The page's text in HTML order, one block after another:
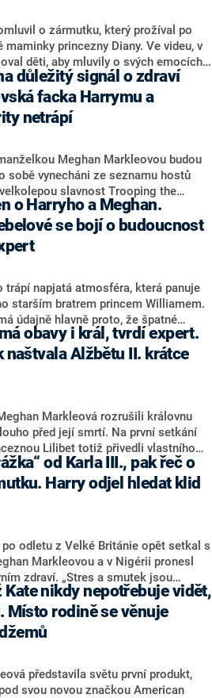
o zármutku, který prožíval po
princezny Diany. Ve videu, v
děti, aby mluvily o svých emocích,
své pocity potlačoval. Napsal o
důležitý signál o zdraví
facka Harrymu a
netrápí
Meghan Markleovou budou
sobě vynecháni ze seznamu hostů
slavnost Trooping the
People. Brity pravděpodobně
a vévodkyně ze Sussexu nijak netrápí,
ale uvítali, kdyby se zúčastnila vážně
Palác dosud nepotvrdil, zda se
narozenin britského monarchy
Případná účast Kate by však
pozitivní vývoj v jejím boji proti
o Harryho a Meghan.
se bojí o budoucnost
trápí napjatá atmosféra, která panuje
starším bratrem princem Williamem.
údajně hlavně proto, že špatné
rodinou mohou ovlivnit i jeho
především nad tím, že jeho děti
nemají žádný vztah se svými bratranci
královský expert Tom Quinn pro
obavy i král, tvrdí expert.
naštvala Alžbětu II. krátce
Markleová rozrušili královnu
před její smrtí. Na první setkání
Lilibet totiž přivedli vlastního
byl nakonec vstup znemožněn,
Podle královského experta Phila
promluvil pro deník The Sun, se
rodina obává každého setkání s
ze Sussexu kvůli tomu, že nikdy
skončí v tisku.
od Karla III., pak řeč o
Harry odjel hledat klid
odletu z Velké Británie opět setkal s
Markleovou a v Nigérii pronesl
zdraví. „Stres a smutek jsou
reakcí vycházející z prožité
několik hodin poté, co jeho otec král
programu odmítl možnost
Kate nikdy nepotřebuje vidět,
Místo rodině se věnuje
představila světu první produkt,
svou novou značkou American